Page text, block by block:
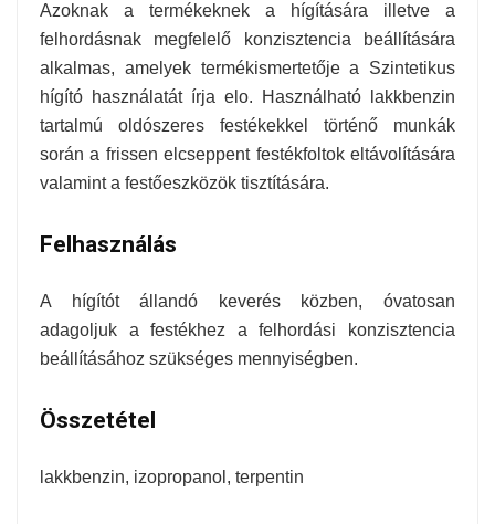
Azoknak a termékeknek a hígítására illetve a
felhordásnak megfelelő konzisztencia beállítására
alkalmas, amelyek termékismertetője a Szintetikus
hígító használatát írja elo. Használható lakkbenzin
tartalmú oldószeres festékekkel történő munkák
során a frissen elcseppent festékfoltok eltávolítására
valamint a festőeszközök tisztítására.
Felhasználás
A hígítót állandó keverés közben, óvatosan
adagoljuk a festékhez a felhordási konzisztencia
beállításához szükséges mennyiségben.
Összetétel
lakkbenzin, izopropanol, terpentin